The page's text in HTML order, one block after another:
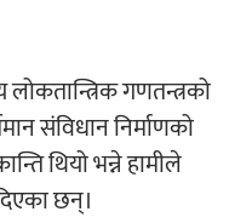
लोकतान्त्रिक गणतन्त्रको
संविधान निर्माणको
थियो भन्ने हामीले
छन्।